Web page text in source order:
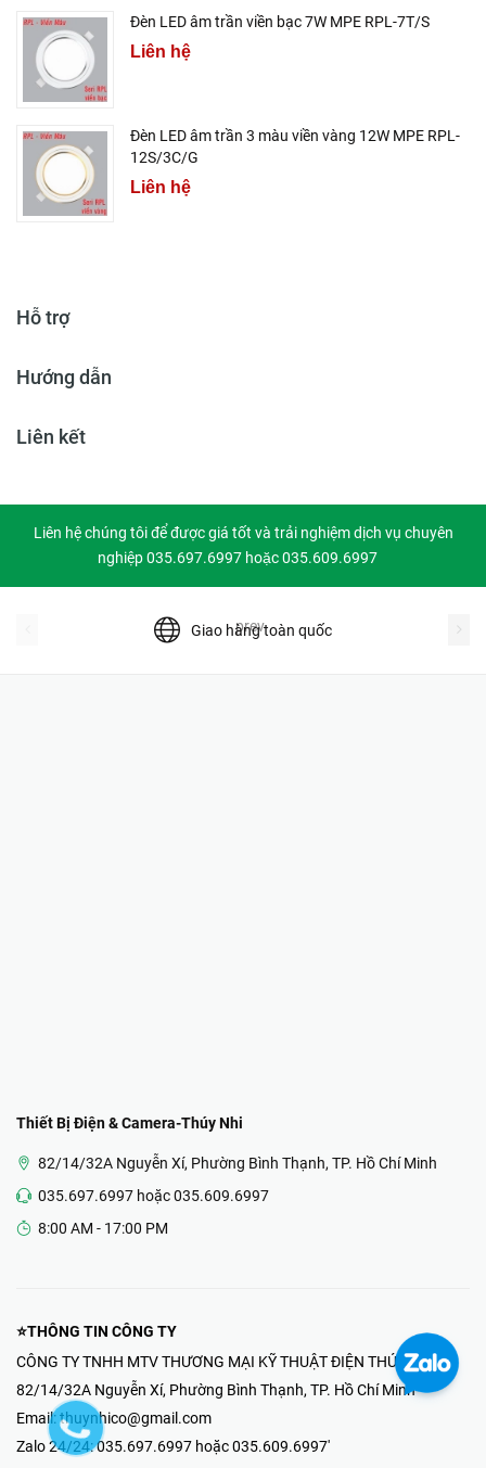
Đèn LED âm trần viền bạc 7W MPE RPL-7T/S
Liên hệ
Đèn LED âm trần 3 màu viền vàng 12W MPE RPL-
12S/3C/G
Liên hệ
Hỗ trợ
Hướng dẫn
Liên kết
Liên hệ chúng tôi để được giá tốt và trải nghiệm dịch vụ chuyên
nghiệp 035.697.6997 hoặc 035.609.6997
Giao hàng toàn quốc
prev
Thiết Bị Điện & Camera-Thúy Nhi
82/14/32A Nguyễn Xí, Phường Bình Thạnh, TP. Hồ Chí Minh
035.697.6997 hoặc 035.609.6997
8:00 AM - 17:00 PM
⭐THÔNG TIN CÔNG TY
CÔNG TY TNHH MTV THƯƠNG MẠI KỸ THUẬT ĐIỆN THÚY NHI
82/14/32A Nguyễn Xí, Phường Bình Thạnh, TP. Hồ Chí Minh
Email: thuynhico@gmail.com
Zalo 24/24:035.697.6997 hoặc 035.609.6997'